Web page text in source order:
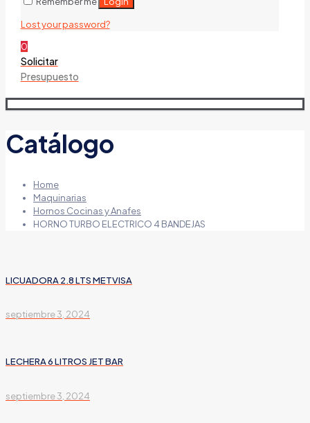
Lost your password?
0
Solicitar
Presupuesto
Catálogo
Home
Maquinarias
Hornos Cocinas y Anafes
HORNO TURBO ELECTRICO 4 BANDEJAS
LICUADORA 2.8 LTS METVISA
septiembre 3, 2024
LECHERA 6 LITROS JET BAR
septiembre 3, 2024